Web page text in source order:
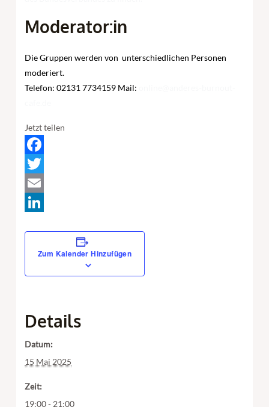
Moderator:in
Die Gruppenwerden von unterschiedlichen Personen
moderiert.
Telefon: 02131 7734159‬ Mail:
Jetzt teilen
Facebook
Twitter
Email
Zum Kalender Hinzufügen
Details
Datum:
15 Mai 2025
Zeit:
19:00 - 21:00